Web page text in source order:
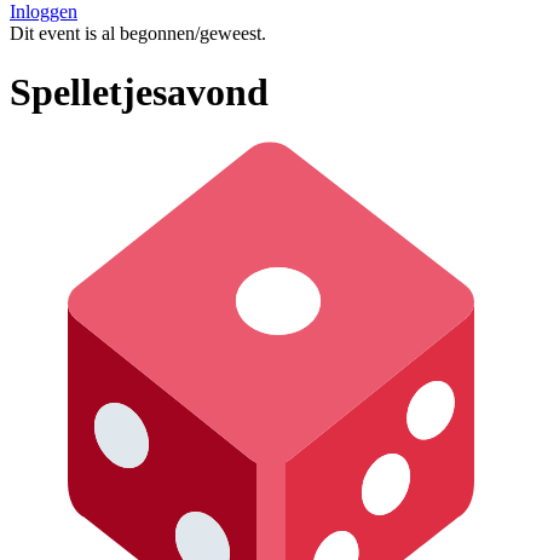
Inloggen
Dit event is al begonnen/geweest.
Spelletjesavond